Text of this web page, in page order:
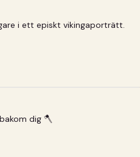
i ett episkt vikingaporträtt.
dig 🪓